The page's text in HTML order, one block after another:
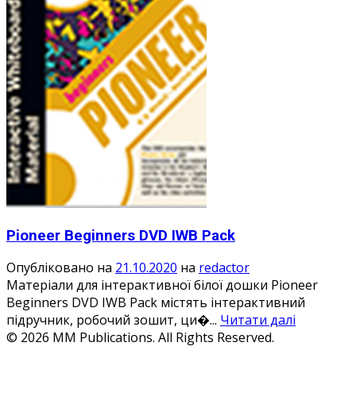
Pioneer Beginners DVD IWB Pack
Опубліковано на 21.10.2020 на redactor
Матеріали для інтерактивної білої дошки Pioneer
Beginners DVD IWB Pack містять інтерактивний
підручник, робочий зошит, ци�... Читати далі
© 2026 MM Publications. All Rights Reserved.